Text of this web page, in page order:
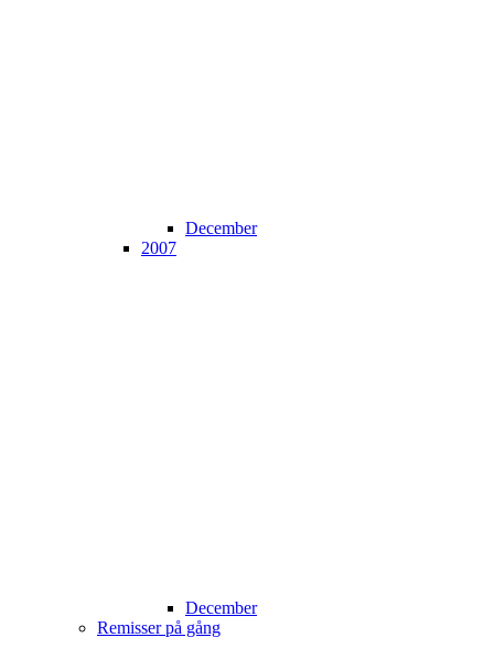
December
2007
December
Remisser på gång